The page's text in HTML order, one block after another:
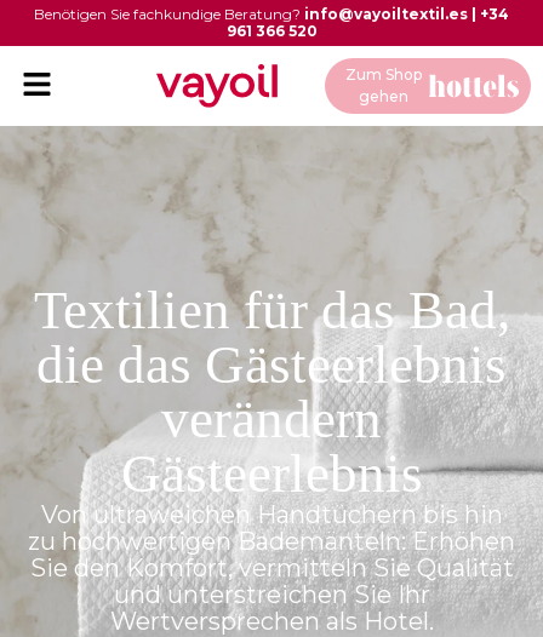
Benötigen Sie fachkundige Beratung? info@vayoiltextil.es
+34
961 366 520
Zum Shop
gehen
Textilien für das Bad,
die das Gästeerlebnis
verändern
Gästeerlebnis
Von ultraweichen Handtüchern bis hin
zu hochwertigen Bademänteln: Erhöhen
Sie den Komfort, vermitteln Sie Qualität
und unterstreichen Sie Ihr
Wertversprechen als Hotel.